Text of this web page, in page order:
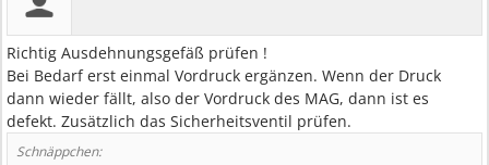
Richtig Ausdehnungsgefäß prüfen !
Bei Bedarf erst einmal Vordruck ergänzen. Wenn der Druck
dann wieder fällt, also der Vordruck des MAG, dann ist es
defekt. Zusätzlich das Sicherheitsventil prüfen.
Schnäppchen: